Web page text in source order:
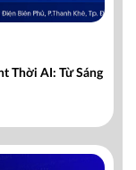
Thời AI: Từ Sáng